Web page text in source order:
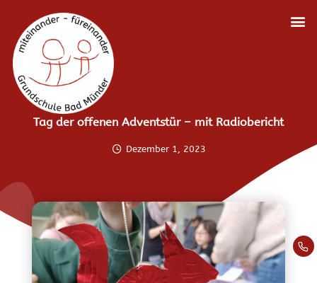
Tag der offenen Adventstür – mit Radiobericht
Dezember 1, 2023